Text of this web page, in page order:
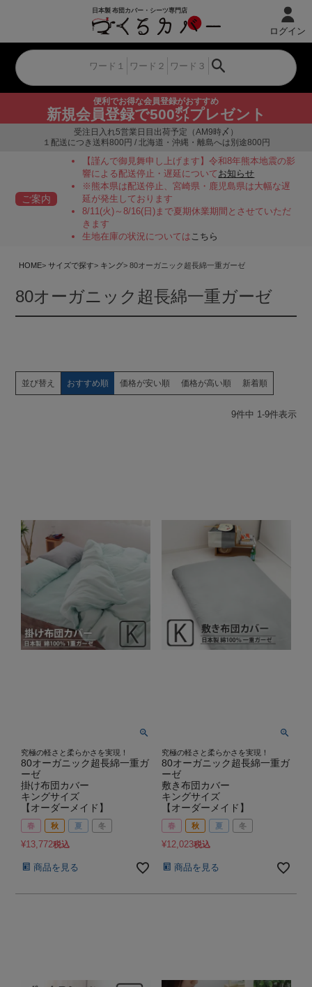
便利でお得な会員登録がおすすめ
新規会員登録で500㌽プレゼント
ログイン
受注日入れ5営業日目出荷予定（AM9時〆）
１配送につき送料800円 / 北海道・沖縄・離島へは別途800円
ご案内
【謹んで御見舞申し上げます】令和8年熊本地震の影
響による配送停止・遅延についてお知らせ
※熊本県は配送停止、宮崎県・鹿児島県は大幅な遅
延が発生しております
8/11(火)～8/16(日)まで夏期休業期間とさせていただ
きます
生地在庫の状況についてはこちら
HOME サイズで探す キング 80オーガニック超長綿一重ガーゼ
80オーガニック超長綿一重ガーゼ
並び替え おすすめ順 価格が安い順 価格が高い順 新着順
9件中 1-9件表示
究極の軽さと柔らかさを実現！
80オーガニック超長綿一重ガ
ーゼ
掛け布団カバー
キングサイズ
【オーダーメイド】
春 秋 夏 冬
¥13,772税込
商品を見る
究極の軽さと柔らかさを実現！
80オーガニック超長綿一重ガ
ーゼ
敷き布団カバー
キングサイズ
【オーダーメイド】
春 秋 夏 冬
¥12,023税込
商品を見る